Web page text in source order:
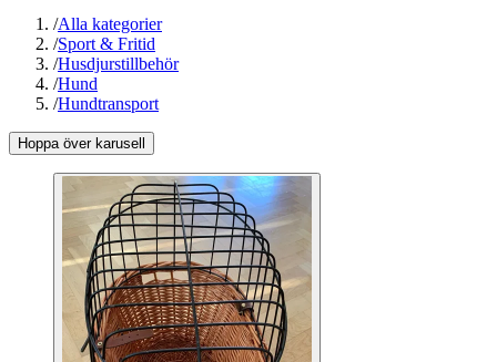
/Alla kategorier
/Sport & Fritid
/Husdjurstillbehör
/Hund
/Hundtransport
Hoppa över karusell